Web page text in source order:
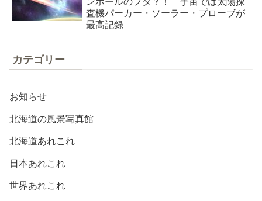
査機パーカー・ソーラー・プローブが
最高記録
カテゴリー
お知らせ
北海道の風景写真館
北海道あれこれ
日本あれこれ
世界あれこれ